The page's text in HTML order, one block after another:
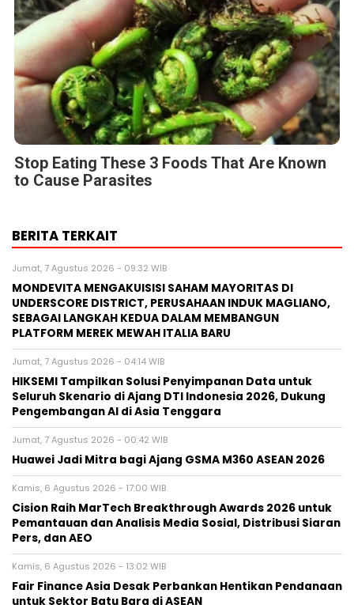
Stop Eating These 3 Foods That Are Known
to Cause Parasites
BERITA TERKAIT
Jumat, 7 Agustus 2026 - 09:32 WIB
MONDEVITA MENGAKUISISI SAHAM MAYORITAS DI
UNDERSCORE DISTRICT, PERUSAHAAN INDUK MAGLIANO,
SEBAGAI LANGKAH KEDUA DALAM MEMBANGUN
PLATFORM MEREK MEWAH ITALIA BARU
Jumat, 7 Agustus 2026 - 04:14 WIB
HIKSEMI Tampilkan Solusi Penyimpanan Data untuk
Seluruh Skenario di Ajang DTI Indonesia 2026, Dukung
Pengembangan AI di Asia Tenggara
Jumat, 7 Agustus 2026 - 00:42 WIB
Huawei Jadi Mitra bagi Ajang GSMA M360 ASEAN 2026
Kamis, 6 Agustus 2026 - 17:00 WIB
Cision Raih MarTech Breakthrough Awards 2026 untuk
Pemantauan dan Analisis Media Sosial, Distribusi Siaran
Pers, dan AEO
Kamis, 6 Agustus 2026 - 13:02 WIB
Fair Finance Asia Desak Perbankan Hentikan Pendanaan
untuk Sektor Batu Bara di ASEAN